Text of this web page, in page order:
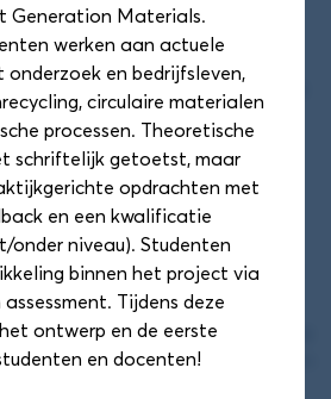
training (Zaal 1.52)
Leiden) en Hilde Wijngaard
Wat Je Hoort te Weten als
Rotterdam), Marc Besseling
Willems (Zuyd Hogeschool) en
Generation Materials.
werken aan actuele
onderzoek en bedrijfsleven,
circulaire materialen
processen. Theoretische
schriftelijk getoetst, maar
opdrachten met
en een kwalificatie
onder niveau). Studenten
binnen het project via
Tijdens deze
ontwerp en de eerste
en docenten!